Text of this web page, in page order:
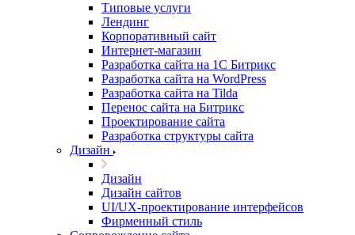
Типовые услуги
Лендинг
Корпоративный сайт
Интернет-магазин
Разработка сайта на 1С Битрикс
Разработка сайта на WordPress
Разработка сайта на Tilda
Перенос сайта на Битрикс
Проектирование сайта
Разработка структуры сайта
Дизайн
Дизайн
Дизайн сайтов
UI/UX-проектирование интерфейсов
Фирменный стиль